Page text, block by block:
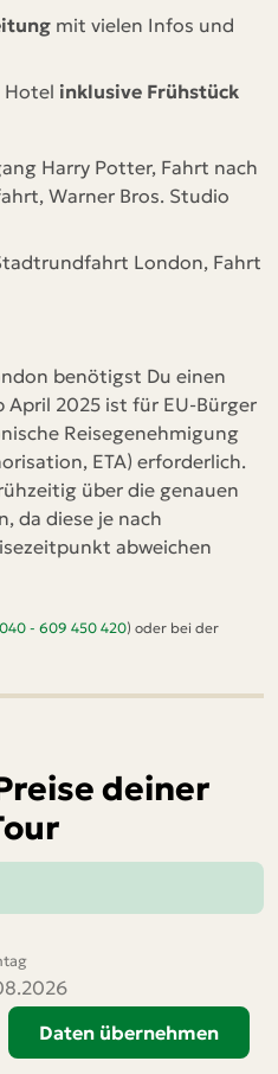
mit vielen Infos und
Hotel inklusive Frühstück
Harry Potter, Fahrt nach
Warner Bros. Studio
London, Fahrt
benötigst Du einen
April 2025 ist für EU-Bürger
Reisegenehmigung
ETA) erforderlich.
über die genauen
da diese je nach
abweichen
040 - 609 450 420) oder bei der
deiner
Daten übernehmen